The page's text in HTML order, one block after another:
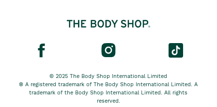
© 2025 The Body Shop International Limited
® A registered trademark of The Body Shop International Limited. A
trademark of the Body Shop International Limited. All rights
reserved.